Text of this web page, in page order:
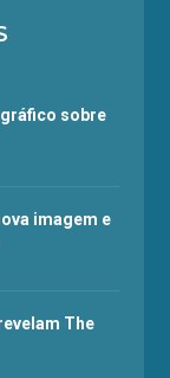
sobre
imagem e
The